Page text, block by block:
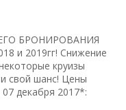
БРОНИРОВАНИЯ
и 2019гг! Снижение
круизы
свой шанс! Цены
декабря 2017*: